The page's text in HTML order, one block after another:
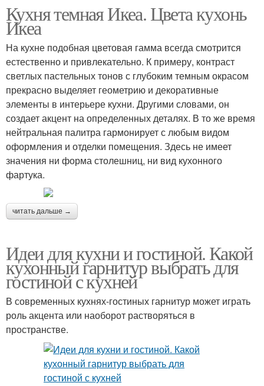
Кухня темная Икеа. Цвета кухонь
Икеа
На кухне подобная цветовая гамма всегда смотрится
естественно и привлекательно. К примеру, контраст
светлых пастельных тонов с глубоким темным окрасом
прекрасно выделяет геометрию и декоративные
элементы в интерьере кухни. Другими словами, он
создает акцент на определенных деталях. В то же время
нейтральная палитра гармонирует с любым видом
оформления и отделки помещения. Здесь не имеет
значения ни форма столешниц, ни вид кухонного
фартука.
читать дальше →
Идеи для кухни и гостиной. Какой
кухонный гарнитур выбрать для
гостиной с кухней
В современных кухнях-гостиных гарнитур может играть
роль акцента или наоборот растворяться в
пространстве.